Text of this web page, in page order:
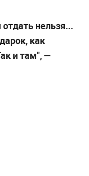
нельзя...
как
и там", —